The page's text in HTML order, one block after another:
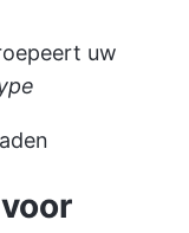
uw